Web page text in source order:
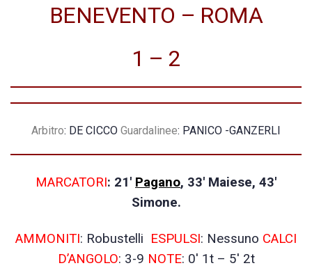
BENEVENTO – ROMA
1 – 2
Arbitro: DE CICCO Guardalinee: PANICO -GANZERLI
MARCATORI: 21′ Pagano, 33′ Maiese, 43′
Simone.
AMMONITI: Robustelli ESPULSI: Nessuno CALCI
D’ANGOLO: 3-9 NOTE: 0′ 1t – 5′ 2t